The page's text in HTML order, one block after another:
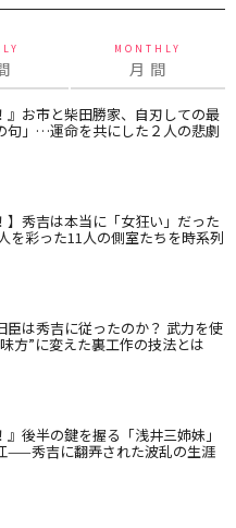
MONTHLY
月 間
』お市と柴田勝家、自刃しての最
句」…運命を共にした２人の悲劇
】秀吉は本当に「女狂い」だった
を彩った11人の側室たちを時系列
臣は秀吉に従ったのか？ 武力を使
方”に変えた裏工作の技法とは
』後半の鍵を握る「浅井三姉妹」
——秀吉に翻弄された波乱の生涯